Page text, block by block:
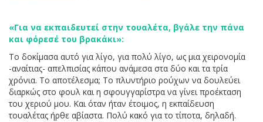
«Για να εκπαιδευτεί στην τουαλέτα, βγάλε την πάνα
και φόρεσέ του βρακάκι»:
Το δοκίμασα αυτό για λίγο, για πολύ λίγο, ως μια χειρονομία
-αναίτιας- απελπισίας κάπου ανάμεσα στα δύο και τα τρία
χρόνια. Το αποτέλεσμα; Το πλυντήριο ρούχων να δουλεύει
διαρκώς στο φουλ και η σφουγγαρίστρα να γίνει προέκταση
του χεριού μου. Και όταν ήταν έτοιμος, η εκπαίδευση
τουαλέτας ήρθε αβίαστα. Πολύ κακό για το τίποτα, δηλαδή.